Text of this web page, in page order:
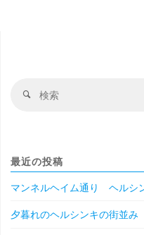
検
最近の投稿
マンネルヘイム通り ヘルシ
夕暮れのヘルシンキの街並